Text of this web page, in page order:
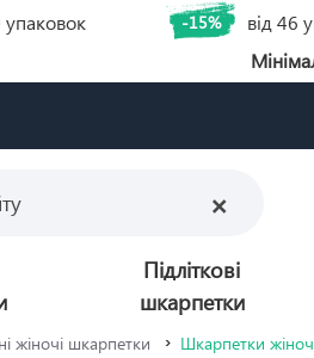
упаковок -15% від 46
×
Підліткові
шкарпетки
жіночі шкарпетки Шкарпетки